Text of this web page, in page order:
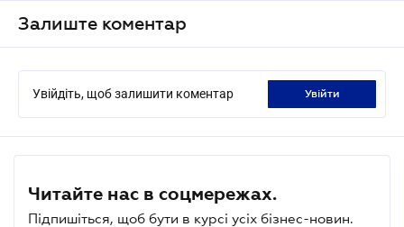
Залиште коментар
Увійдіть, щоб залишити коментар увійти
Читайте нас в соцмережах.
Підпишіться, щоб бути в курсі усіх бізнес-новин.